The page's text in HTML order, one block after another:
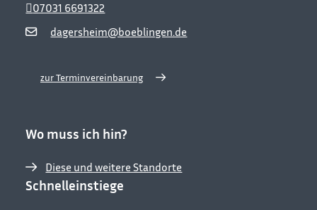
dagersheim@boeblingen.de
07031 6691322
zur Terminvereinbarung
Wo muss ich hin?
Diese und weitere Standorte
Schnelleinstiege